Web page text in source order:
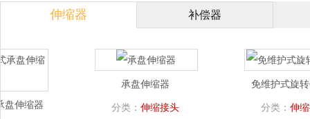
伸缩器 补偿器
伸缩器
承盘伸缩器
分类：伸缩接头
免维护式旋转
分类：伸缩